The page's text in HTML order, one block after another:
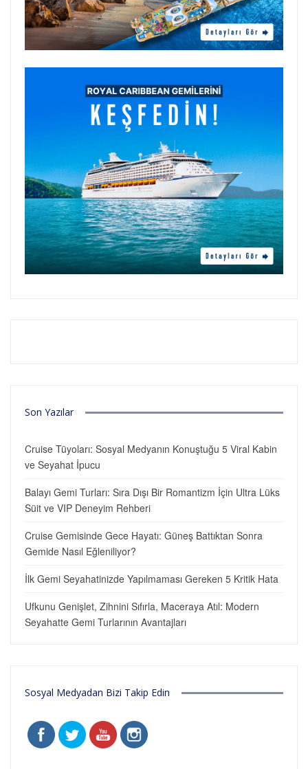
Son Yazılar
Cruise Tüyoları: Sosyal Medyanın Konuştuğu 5 Viral Kabin
ve Seyahat İpucu
Balayı Gemi Turları: Sıra Dışı Bir Romantizm İçin Ultra Lüks
Süit ve VIP Deneyim Rehberi
Cruise Gemisinde Gece Hayatı: Güneş Battıktan Sonra
Gemide Nasıl Eğleniliyor?
İlk Gemi Seyahatinizde Yapılmaması Gereken 5 Kritik Hata
Ufkunu Genişlet, Zihnini Sıfırla, Maceraya Atıl: Modern
Seyahatte Gemi Turlarının Avantajları
Sosyal Medyadan Bizi Takip Edin